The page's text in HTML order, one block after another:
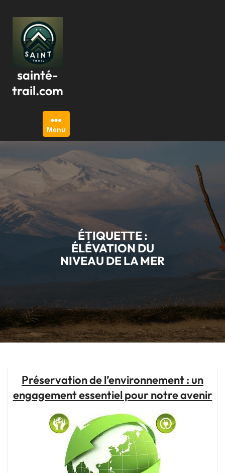
contenu
sainté-
trail.com
Menu
ÉTIQUETTE :
ÉLÉVATION DU
NIVEAU DE LA MER
Préservation de l’environnement : un
engagement essentiel pour notre avenir